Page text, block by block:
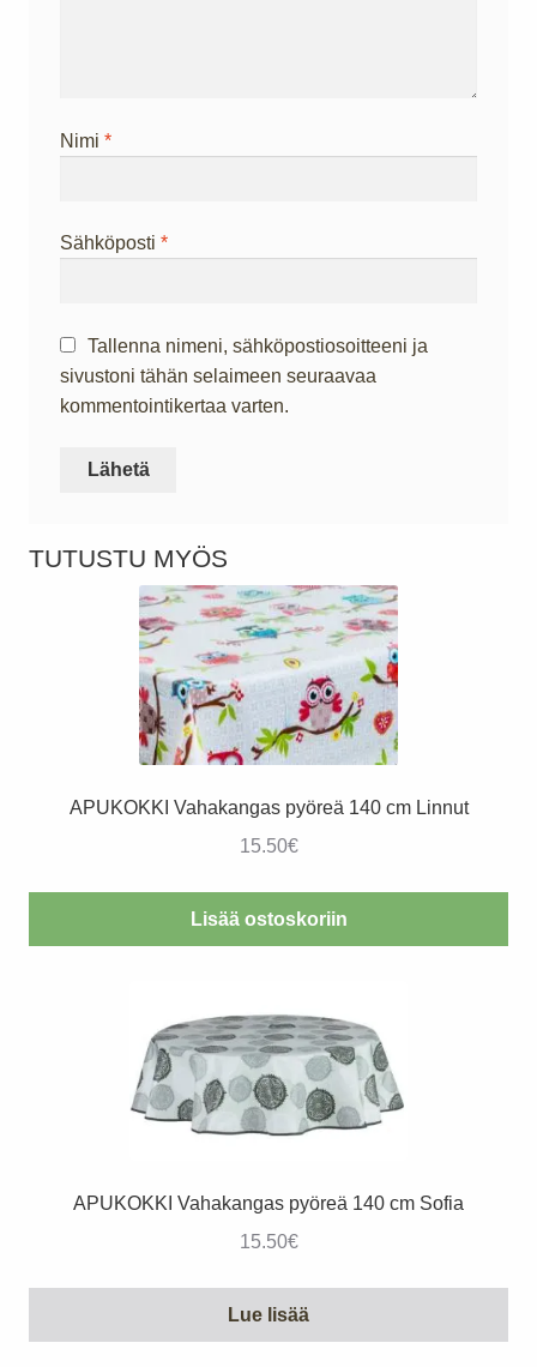
Nimi *
Sähköposti *
Tallenna nimeni, sähköpostiosoitteeni ja
sivustoni tähän selaimeen seuraavaa
kommentointikertaa varten.
TUTUSTU MYÖS
APUKOKKI Vahakangas pyöreä 140 cm Linnut
15.50€
Lisää ostoskoriin
APUKOKKI Vahakangas pyöreä 140 cm Sofia
15.50€
Lue lisää